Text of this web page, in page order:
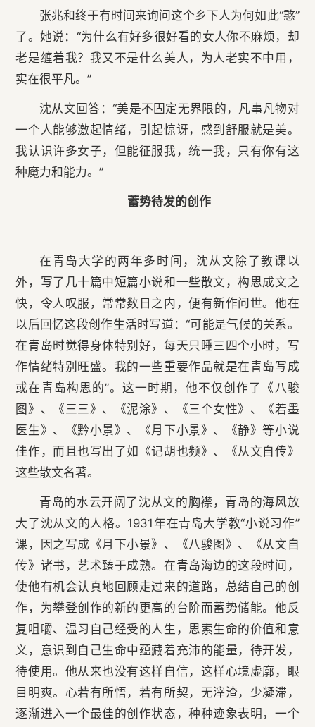
张兆和终于有时间来询问这个乡下人为何如此“憨”
了。她说：“为什么有好多很好看的女人你不麻烦，却
老是缠着我？我又不是什么美人，为人老实不中用，
实在很平凡。”
沈从文回答：“美是不固定无界限的，凡事凡物对
一个人能够激起情绪，引起惊讶，感到舒服就是美。
我认识许多女子，但能征服我，统一我，只有你有这
种魔力和能力。”
蓄势待发的创作
在青岛大学的两年多时间，沈从文除了教课以
外，写了几十篇中短篇小说和一些散文，构思成文之
快，令人叹服，常常数日之内，便有新作问世。他在
以后回忆这段创作生活时写道：“可能是气候的关系。
在青岛时觉得身体特别好，每天只睡三四个小时，写
作情绪特别旺盛。我的一些重要作品就是在青岛写成
或在青岛构思的”。这一时期，他不仅创作了《八骏
图》、《三三》、《泥涂》、《三个女性》、《若墨
医生》、《黔小景》、《月下小景》、《静》等小说
佳作，而且也写出了如《记胡也频》、《从文自传》
这些散文名著。
青岛的水云开阔了沈从文的胸襟，青岛的海风放
大了沈从文的人格。1931年在青岛大学教“小说习作”
课，因之写成《月下小景》、《八骏图》、《从文自
传》诸书，艺术臻于成熟。在青岛海边的这段时间，
使他有机会认真地回顾走过来的道路，总结自己的创
作，为攀登创作的新的更高的台阶而蓄势储能。他反
复咀嚼、温习自己经受的人生，思索生命的价值和意
义，意识到自己生命中蕴藏着充沛的能量，待开发，
待使用。他从来也没有这样自信，这样心境虚廓，眼
目明爽。心若有所悟，若有所契，无滓渣，少凝滞，
逐渐进入一个最佳的创作状态，种种迹象表明，一个